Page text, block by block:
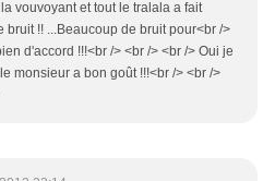
vouvoyant et tout le tralala a fait
bruit !! ...Beaucoup de bruit pour<br />
d'accord !!!<br /> <br /> <br /> Oui je
monsieur a bon goût !!!<br /> <br />